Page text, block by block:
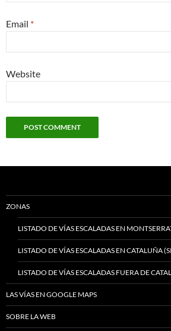
Email *
Website
ZONAS
LISTADO DE VÍAS ESCALADAS EN
LISTADO DE VÍAS ESCALADAS EN CATALUÑA
LISTADO DE VÍAS ESCALADAS FUERA DE
LAS VÍAS EN GOOGLE MAPS
SOBRE LA WEB